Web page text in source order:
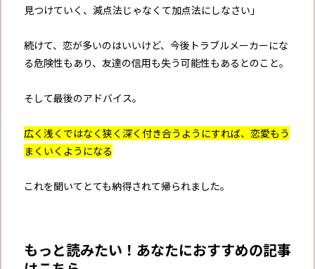
見つけていく、減点法じゃなくて加点法にしなさい」
続けて、恋が多いのはいいけど、今後トラブルメーカーにな
る危険性もあり、友達の信用も失う可能性もあるとのこと。
そして最後のアドバイス。
広く浅くではなく狭く深く付き合うようにすれば、恋愛もう
まくいくようになる
これを聞いてとても納得されて帰られました。
もっと読みたい！あなたにおすすめの記事